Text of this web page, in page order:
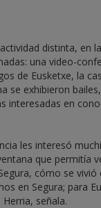
distinta, en
una video-
de Eusketxe, la
se exhibieron
interesadas en
les interesó
que permitía
cómo se
en Segura; para
señala.